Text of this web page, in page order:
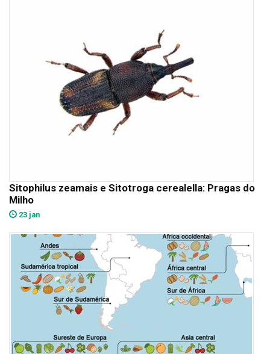
Sitophilus zeamais e Sitotroga cerealella: Pragas do
Milho
23 jan